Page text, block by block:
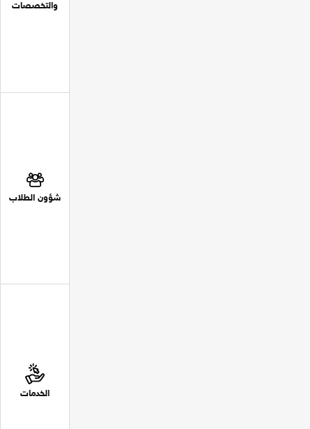
والتخصصات
شؤون الطلاب
الخدمات